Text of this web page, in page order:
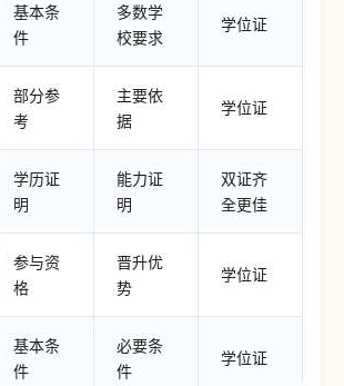
基本条
件
多数学
校要求
学位证
部分参
考
主要依
据
学位证
学历证
明
能力证
明
双证齐
全更佳
参与资
格
晋升优
势
学位证
基本条
件
必要条
件
学位证